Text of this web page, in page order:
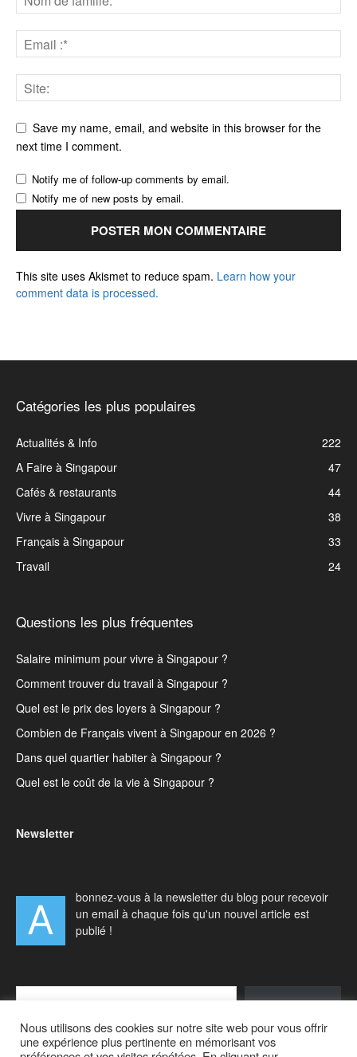
Save my name, email, and website in this browser for the
next time I comment.
Notify me of follow-up comments by email.
Notify me of new posts by email.
This site uses Akismet to reduce spam. Learn how your
comment data is processed.
Catégories les plus populaires
Actualités & Info
222
A Faire à Singapour
47
Cafés & restaurants
44
Vivre à Singapour
38
Français à Singapour
33
Travail
24
Questions les plus fréquentes
Salaire minimum pour vivre à Singapour ?
Comment trouver du travail à Singapour ?
Quel est le prix des loyers à Singapour ?
Combien de Français vivent à Singapour en 2026 ?
Dans quel quartier habiter à Singapour ?
Quel est le coût de la vie à Singapour ?
Newsletter
A
bonnez-vous à la newsletter du blog pour recevoir
un email à chaque fois qu'un nouvel article est
publié !
Type your email…
S'abonner
Nous utilisons des cookies sur notre site web pour vous offrir
une expérience plus pertinente en mémorisant vos